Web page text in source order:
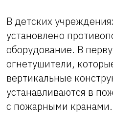
В детских
установлено
оборудование. В
огнетушители,
вертикальные
устанавливаются в
с пожарными кранами.